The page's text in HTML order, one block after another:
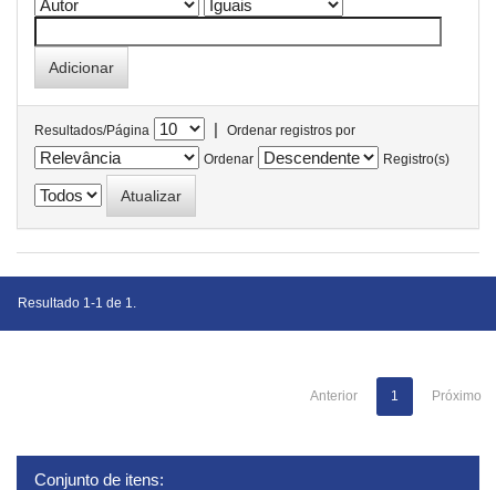
Resultados/Página |
Ordenar registros por
Ordenar
Registro(s)
Resultado 1-1 de 1.
Anterior 1 Próximo
Conjunto de itens: